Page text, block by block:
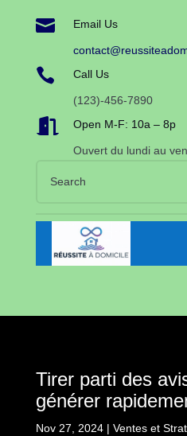
 Email Us
 Call Us
(123)-456-7890
 Open M-F: 10a – 8p
Ouvert du lundi au
Tirer parti des
générer
Nov 27, 2024| Ventes et